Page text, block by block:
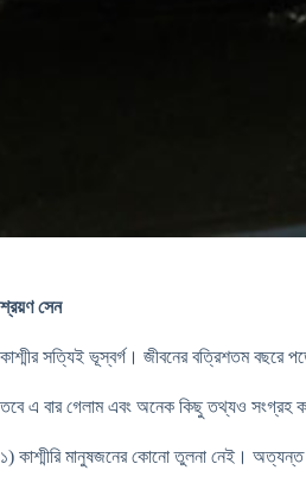
শ্রয়ণ সেন
কাশ্মীর সত্যিই ভূস্বর্গ। জীবনের বত্রিশতম বছরে
তবে এ বার গেলাম এবং অনেক কিছু তথ্যও সংগ্রহ
১) কাশ্মীরি মানুষজনের কোনো তুলনা নেই। অত্যন্ত